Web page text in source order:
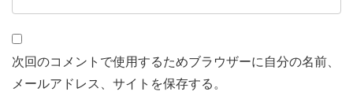
次回のコメントで使用するためブラウザーに自分の名前、
メールアドレス、サイトを保存する。